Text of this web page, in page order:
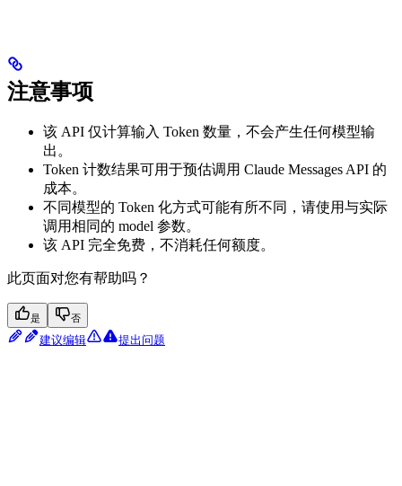
注意事项
该 API 仅计算输入 Token 数量，不会产生任何模型输
出。
Token 计数结果可用于预估调用 Claude Messages API 的
成本。
不同模型的 Token 化方式可能有所不同，请使用与实际
调用相同的 model 参数。
该 API 完全免费，不消耗任何额度。
此页面对您有帮助吗？
是 否
建议编辑 提出问题